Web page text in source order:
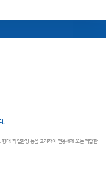
.
태, 작업환경 등을 고려하여 전용세제 또는 적합한